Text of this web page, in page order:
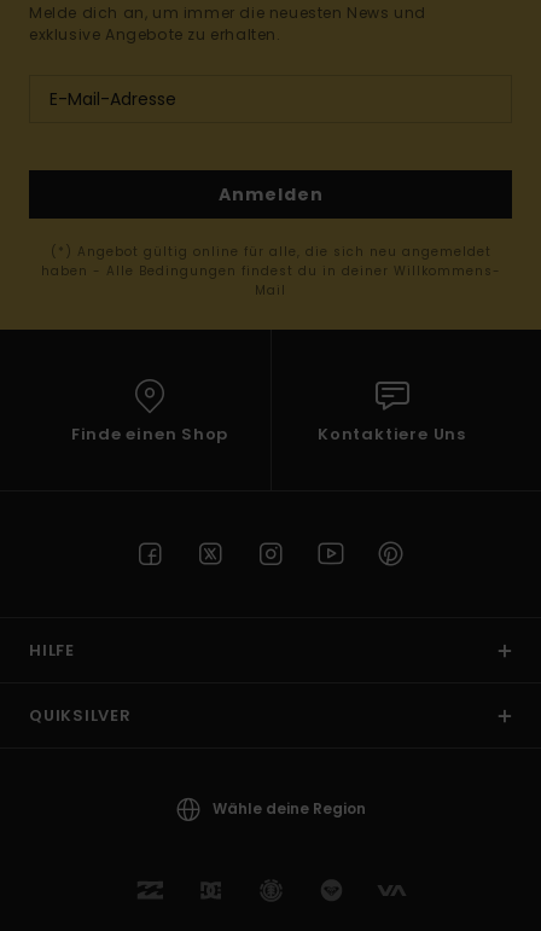
Melde dich an, um immer die neuesten News und
exklusive Angebote zu erhalten.
Anmelden
(*) Angebot gültig online für alle, die sich neu angemeldet
haben - Alle Bedingungen findest du in deiner Willkommens-
Mail
Finde einen Shop Kontaktiere Uns
HILFE
QUIKSILVER
Wähle deine Region